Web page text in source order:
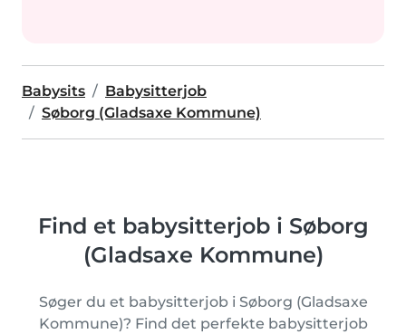
Babysits
Babysitterjob
Søborg (Gladsaxe Kommune)
Find et babysitterjob i Søborg
(Gladsaxe Kommune)
Søger du et babysitterjob i Søborg (Gladsaxe
Kommune)? Find det perfekte babysitterjob